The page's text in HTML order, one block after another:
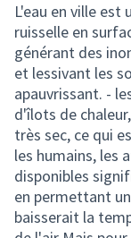
L'eau en ville est
ruisselle en
générant des
et lessivant les
apauvrissant. -
d'îlots de
très sec, ce qui
les humains, les
disponibles
en permettant
baisserait la